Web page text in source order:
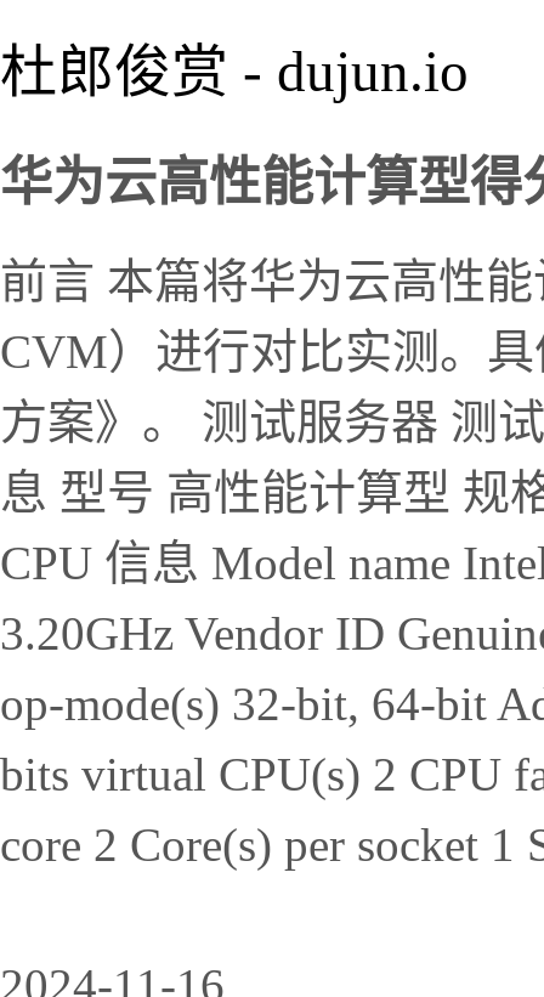
杜郎俊赏 - dujun.io
华为云高性能计算型得
前言 本篇将华为云高性
CVM）进行对比实测。
方案》。 测试服务器 测
息 型号 高性能计算型 规
CPU 信息 Model name
3.20GHz Vendor ID
op-mode(s) 32-bit, 64-bit
bits virtual CPU(s) 2 CPU
core 2 Core(s) per socket
2024-11-16